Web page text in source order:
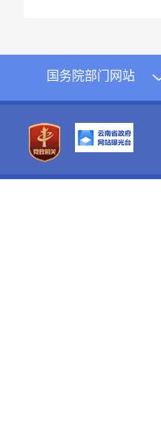
国务院部门网站